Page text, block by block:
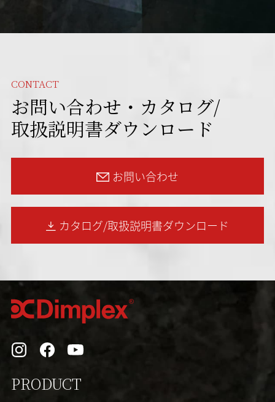
CONTACT
お問い合わせ・カタログ/
取扱説明書ダウンロード
お問い合わせ
カタログ/取扱説明書ダウンロード
PRODUCT